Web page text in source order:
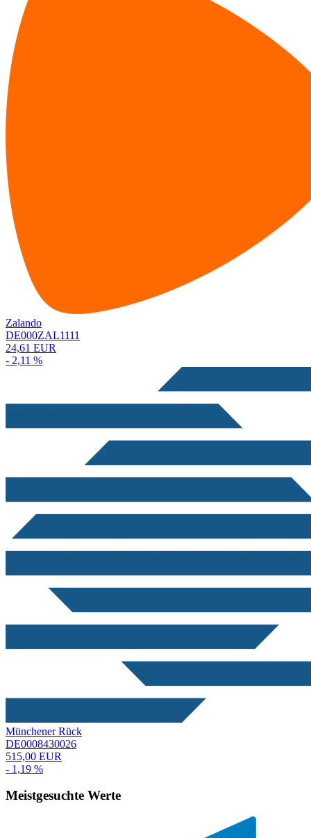
Zalando
DE000ZAL1111
24,61 EUR
- 2,11 %
Münchener Rück
DE0008430026
515,00 EUR
- 1,19 %
Meistgesuchte Werte